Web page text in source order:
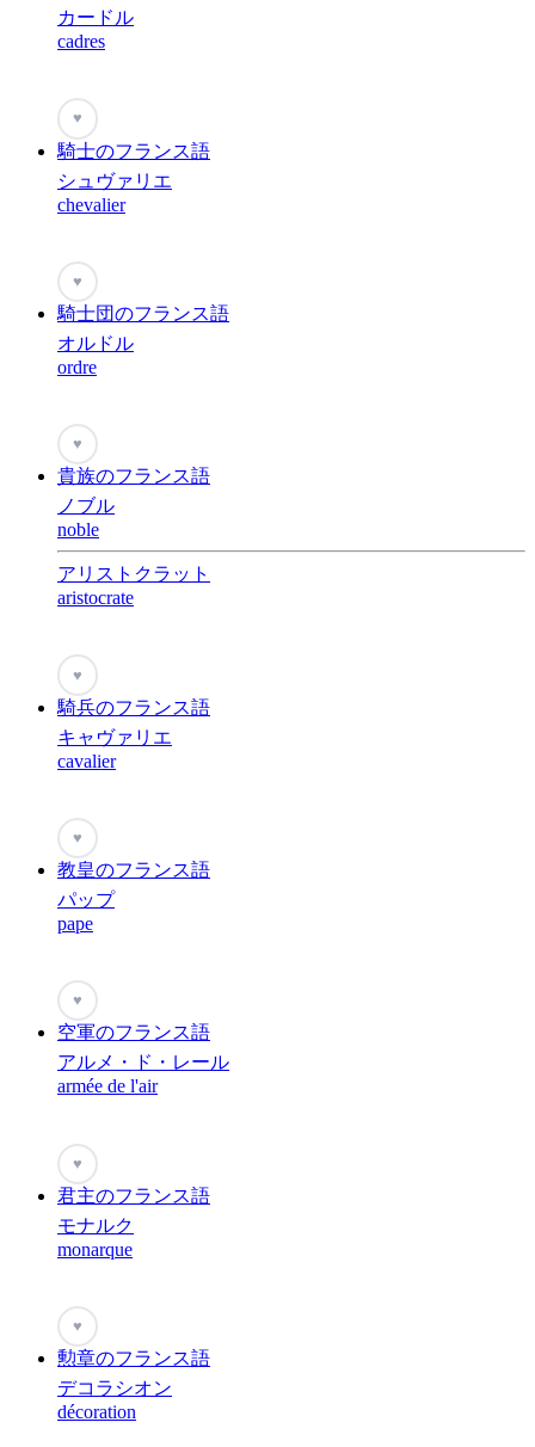
カードル
cadres
♥
騎士のフランス語
シュヴァリエ
chevalier
♥
騎士団のフランス語
オルドル
ordre
♥
貴族のフランス語
ノブル
noble
アリストクラット
aristocrate
♥
騎兵のフランス語
キャヴァリエ
cavalier
♥
教皇のフランス語
パップ
pape
♥
空軍のフランス語
アルメ・ド・レール
armée de l'air
♥
君主のフランス語
モナルク
monarque
♥
勲章のフランス語
デコラシオン
décoration